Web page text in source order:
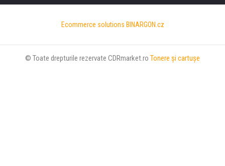
Ecommerce solutions BINARGON.cz
© Toate drepturile rezervate CDRmarket.ro Tonere şi cartuşe